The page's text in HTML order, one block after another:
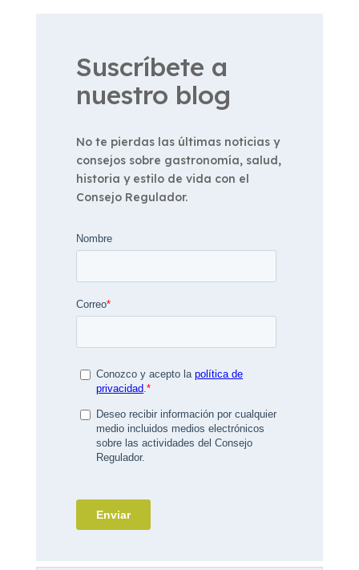
Suscríbete a
nuestro blog
No te pierdas las últimas noticias y
consejos sobre gastronomía, salud,
historia y estilo de vida con el
Consejo Regulador.